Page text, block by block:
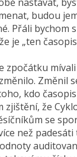
budou
Přáli bychom
je „ten
zpočátku
Změnil
kdo
zjištění, že
se
než